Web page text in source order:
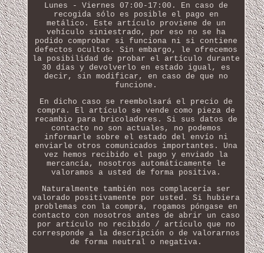
Lunes - Viernes 07:00-17:00. En caso de
recogida sólo es posible el pago en
metálico. Este artículo proviene de un
vehículo siniestrado, por eso no se ha
podido comprobar si funciona ni si contiene
defectos ocultos. Sin embargo, le ofrecemos
la posibilidad de probar el artículo durante
30 días y devolverlo en estado igual, es
decir, sin modificar, en caso de que no
funcione.
En dicho caso se reembolsará el precio de
compra. El artículo se vende como pieza de
recambio para bricoladores. Si sus datos de
contacto no son actuales, no podemos
informarle sobre el estado del envío ni
enviarle otros comunicados importantes. Una
vez hemos recibido el pago y enviado la
mercancía, nosotros automáticamente le
valoramos a usted de forma positiva.
Naturalmente también nos complacería ser
valorado positivamente por usted. Si hubiera
problemas con la compra, rogamos póngase en
contacto con nosotros antes de abrir un caso
por artículo no recibido / artículo que no
corresponde a la descripción o de valorarnos
de forma neutral o negativa.